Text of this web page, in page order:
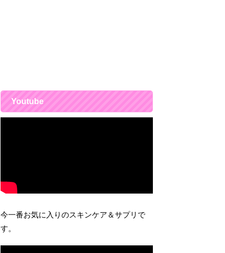
Youtube
今一番お気に入りのスキンケア＆サプリで
す。